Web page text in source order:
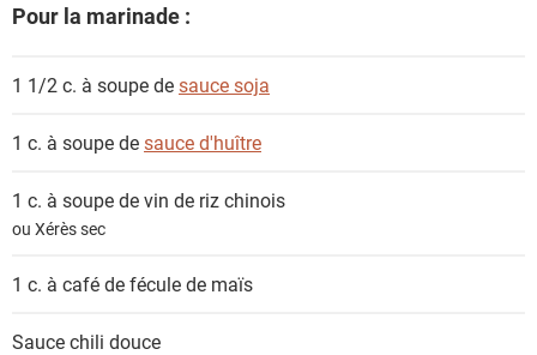
Pour la marinade :
1 1/2 c. à soupe desauce soja
1 c. à soupe desauce d'huître
1 c. à soupe devin de riz chinois
ou Xérès sec
1 c. à café defécule de maïs
Sauce chili douce